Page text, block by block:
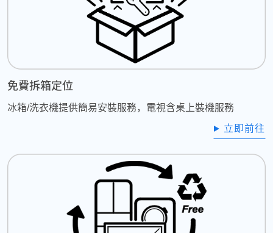
免費拆箱定位
冰箱/洗衣機提供簡易安裝服務，電視含桌上裝機服務
立即前往